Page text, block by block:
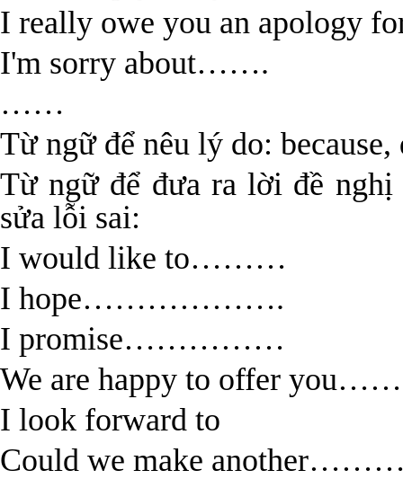
I really owe you an apology
I'm sorry about…….
……
Từ ngữ để nêu lý do:
Từ ngữ để đưa ra lời đề nghị
sửa lỗi sai:
I would like to………
I hope……………….
I promise……………
We are happy to offer
I look forward to
Could we make